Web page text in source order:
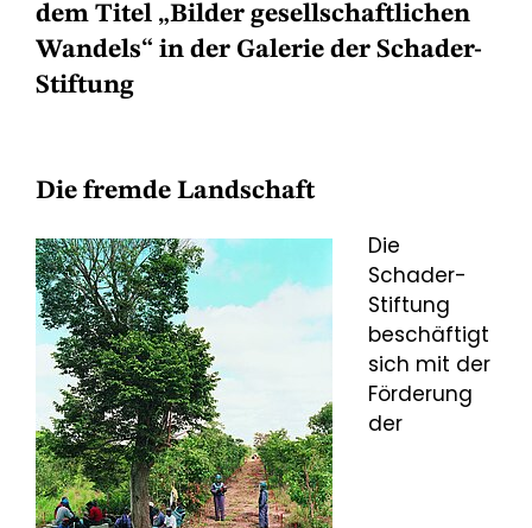
dem Titel „Bilder gesellschaftlichen
Wandels“ in der Galerie der Schader-
Stiftung
Die fremde Landschaft
Die
Schader-
Stiftung
beschäftigt
sich mit der
Förderung
der